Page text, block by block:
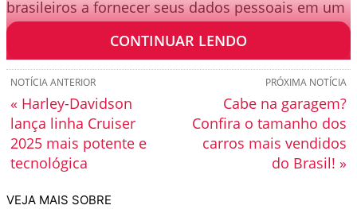
brasileiros a fornecer seus dados pessoais em um
site não confiável.
CONTINUAR LENDO
PRÓXIMA NOTÍCIA
Cabe na garagem?
Confira o tamanho dos
carros mais vendidos
do Brasil! »
NOTÍCIA ANTERIOR
« Harley-Davidson
lança linha Cruiser
2025 mais potente e
tecnológica
VEJA MAIS SOBRE